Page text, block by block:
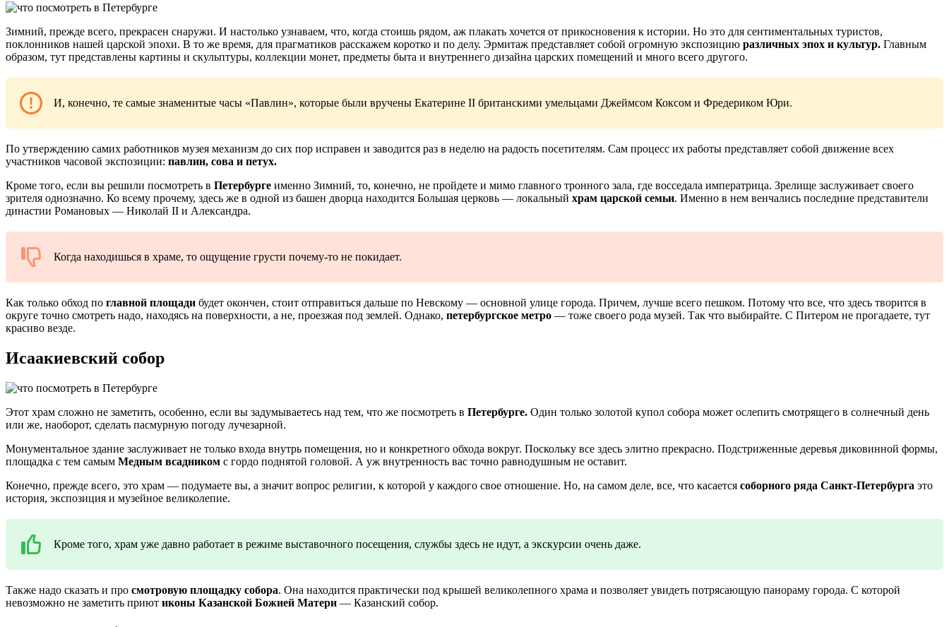
Зимний, прежде всего, прекрасен снаружи. И настолько узнаваем, что, когда стоишь рядом, аж плакать хочется от прикосновения к истории. Но это для сентиментальных туристов,
поклонников нашей царской эпохи. В то же время, для прагматиков расскажем коротко и по делу. Эрмитаж представляет собой огромную экспозицию различных эпох и культур. Главным
образом, тут представлены картины и скульптуры, коллекции монет, предметы быта и внутреннего дизайна царских помещений и много всего другого.
И, конечно, те самые знаменитые часы «Павлин», которые были вручены Екатерине II британскими умельцами Джеймсом Коксом и Фредериком Юри.
По утверждению самих работников музея механизм до сих пор исправен и заводится раз в неделю на радость посетителям. Сам процесс их работы представляет собой движение всех
участников часовой экспозиции: павлин, сова и петух.
Кроме того, если вы решили посмотреть в Петербурге именно Зимний, то, конечно, не пройдете и мимо главного тронного зала, где восседала императрица. Зрелище заслуживает своего
зрителя однозначно. Ко всему прочему, здесь же в одной из башен дворца находится Большая церковь — локальный храм царской семьи. Именно в нем венчались последние представители
династии Романовых — Николай II и Александра.
Когда находишься в храме, то ощущение грусти почему-то не покидает.
Как только обход по главной площади будет окончен, стоит отправиться дальше по Невскому — основной улице города. Причем, лучше всего пешком. Потому что все, что здесь творится в
округе точно смотреть надо, находясь на поверхности, а не, проезжая под землей. Однако, петербургское метро — тоже своего рода музей. Так что выбирайте. С Питером не прогадаете, тут
красиво везде.
Исаакиевский собор
Этот храм сложно не заметить, особенно, если вы задумываетесь над тем, что же посмотреть в Петербурге. Один только золотой купол собора может ослепить смотрящего в солнечный день
или же, наоборот, сделать пасмурную погоду лучезарной.
Монументальное здание заслуживает не только входа внутрь помещения, но и конкретного обхода вокруг. Поскольку все здесь элитно прекрасно. Подстриженные деревья диковинной формы,
площадка с тем самым Медным всадником с гордо поднятой головой. А уж внутренность вас точно равнодушным не оставит.
Конечно, прежде всего, это храм — подумаете вы, а значит вопрос религии, к которой у каждого свое отношение. Но, на самом деле, все, что касается соборного ряда Санкт-Петербурга это
история, экспозиция и музейное великолепие.
Кроме того, храм уже давно работает в режиме выставочного посещения, службы здесь не идут, а экскурсии очень даже.
Также надо сказать и про смотровую площадку собора. Она находится практически под крышей великолепного храма и позволяет увидеть потрясающую панораму города. С которой
невозможно не заметить приют иконы Казанской Божией Матери — Казанский собор.